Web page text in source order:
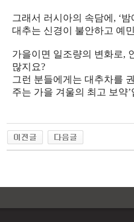
그래서 러시아의 속담에 , ‘밤
대추는 신경이 불안하고 예
가을이면 일조량의 변화로,
많지요?
그런 분들에게는대추차를
주는 가을 겨울의 최고 보약’